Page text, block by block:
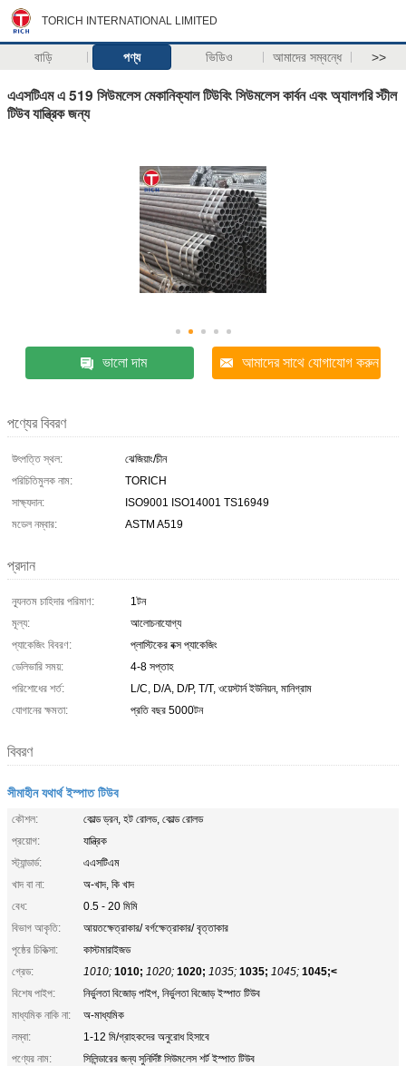
TORICH INTERNATIONAL LIMITED
বাড়ি পণ্য ভিডিও আমাদের সম্বন্ধে >>
এএসটিএম এ 519 সিউমলেস মেকানিক্যাল টিউবিং সিউমলেস কার্বন এবং অ্যালগরি স্টীল
টিউব যান্ত্রিক জন্য
ভালো দাম আমাদের সাথে যোগাযোগ করুন
পণ্যের বিবরণ
উৎপত্তি স্থল:
ঝেজিয়াং/চীন
পরিচিতিমুলক নাম:
TORICH
সাক্ষ্যদান:
ISO9001 ISO14001 TS16949
মডেল নম্বার:
ASTM A519
প্রদান
ন্যূনতম চাহিদার পরিমাণ:
1টন
মূল্য:
আলোচনাযোগ্য
প্যাকেজিং বিবরণ:
প্লাস্টিকের বক্স প্যাকেজিং
ডেলিভারি সময়:
4-8 সপ্তাহ
পরিশোধের শর্ত:
L/C, D/A, D/P, T/T, ওয়েস্টার্ন ইউনিয়ন, মানিগ্রাম
যোগানের ক্ষমতা:
প্রতি বছর 5000টন
বিবরণ
সীমাহীন যথার্থ ইস্পাত টিউব
কৌশল:
কোল্ড ড্রন, হট রোলড, কোল্ড রোলড
প্রয়োগ:
যান্ত্রিক
স্ট্যান্ডার্ড:
এএসটিএম
খাদ বা না:
অ-খাদ, কি খাদ
বেধ:
0.5 - 20 মিমি
বিভাগ আকৃতি:
আয়তক্ষেত্রাকার/ বর্গক্ষেত্রাকার/ বৃত্তাকার
পৃষ্ঠের চিকিত্সা:
কাস্টমারাইজড
গ্রেড:
1010; 1010; 1020; 1020; 1035; 1035; 1045; 1045;<
বিশেষ পাইপ:
নির্ভুলতা বিজোড় পাইপ, নির্ভুলতা বিজোড় ইস্পাত টিউব
মাধ্যমিক নাকি না:
অ-মাধ্যমিক
লম্বা:
1-12 মি/গ্রাহকদের অনুরোধ হিসাবে
পণ্যের নাম:
সিলিন্ডারের জন্য সুনির্দিষ্ট সিউমলেস শর্ট ইস্পাত টিউব